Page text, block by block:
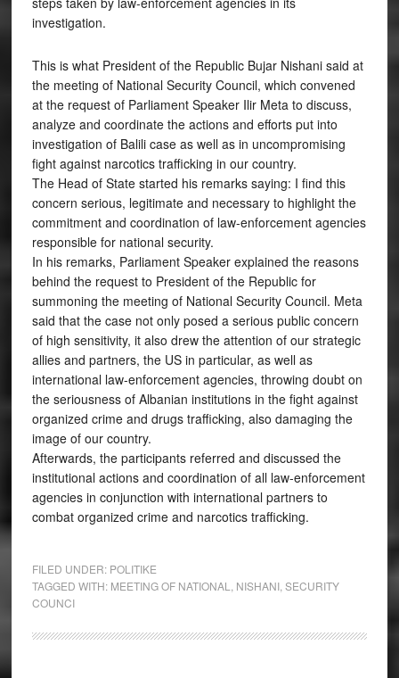
investigation.
This is what President of the Republic Bujar Nishani said at
the meeting of National Security Council, which convened
at the request of Parliament Speaker Ilir Meta to discuss,
analyze and coordinate the actions and efforts put into
investigation of Balili case as well as in uncompromising
fight against narcotics trafficking in our country.
The Head of State started his remarks saying: I find this
concern serious, legitimate and necessary to highlight the
commitment and coordination of law-enforcement agencies
responsible for national security.
In his remarks, Parliament Speaker explained the reasons
behind the request to President of the Republic for
summoning the meeting of National Security Council. Meta
said that the case not only posed a serious public concern
of high sensitivity, it also drew the attention of our strategic
allies and partners, the US in particular, as well as
international law-enforcement agencies, throwing doubt on
the seriousness of Albanian institutions in the fight against
organized crime and drugs trafficking, also damaging the
image of our country.
Afterwards, the participants referred and discussed the
institutional actions and coordination of all law-enforcement
agencies in conjunction with international partners to
combat organized crime and narcotics trafficking.
FILED UNDER: POLITIKE
TAGGED WITH: MEETING OF NATIONAL NISHANI, SECURITY
COUNCI